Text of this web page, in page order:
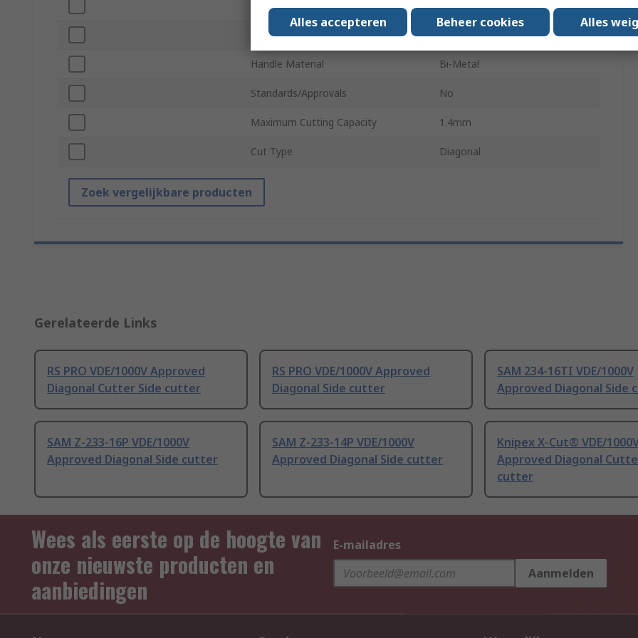
Application Electronic
Jaw Material Chrome Vanadium Steel
Handle Material Bi-Metal
Standards/Approvals No
Maximum Cutting Capacity 1.4mm
Cut Type Diagonal
Zoek vergelijkbare producten
Gerelateerde Links
RS PRO VDE/1000V Approved
Diagonal Cutter Side cutter
RS PRO VDE/1000V Approved
Diagonal Side cutter
SAM 234-16TI VDE/1000V
Approved Diagonal Side
SAM Z-233-16P VDE/1000V
Approved Diagonal Side cutter
SAM Z-233-14P VDE/1000V
Approved Diagonal Side cutter
Knipex X-Cut® VDE/
Approved Diagonal
cutter
Wees als eerste op de hoogte van
onze nieuwste producten en
aanbiedingen
E-mailadres
Aanmelden
Alles accepteren Beheer cookies Alles